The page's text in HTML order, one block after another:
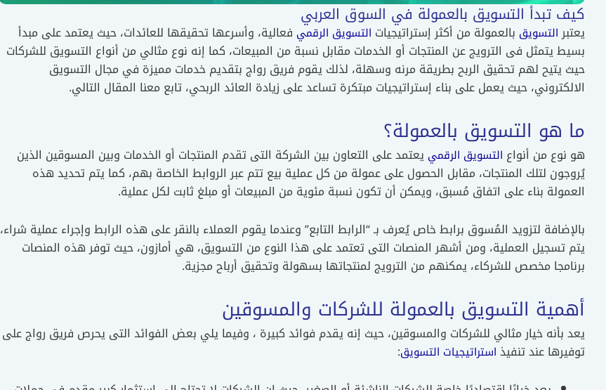
كيف تبدأ التسويق بالعمولة في السوق العربي
يعتبرالتسويق بالعمولة من أكثر إستراتيجيات التسويق الرقمي فعالية، وأسرعها تحقيقها للعائدات، حيث يعتمد على مبدأ
بسيط يتمثل فى الترويج عن المنتجات أو الخدمات مقابل نسبة من المبيعات، كما إنه نوع مثالي من أنواع التسويق للشركات
حيث يتيح لهم تحقيق الربح بطريقة مرنه وسهلة، لذلك يقوم فريق رواج بتقديم خدمات مميزة في مجال التسويق
الالكتروني، حيث يعمل على بناء إستراتيجيات مبتكرة تساعد على زيادة العائد الربحي، تابع معنا المقال التالي.
ما هو التسويق بالعمولة؟
هو نوع من أنواع التسويق الرقمي يعتمد على التعاون بين الشركة التى تقدم المنتجات أو الخدمات وبين المسوقين الذين
يُروجون لتلك المنتجات، مقابل الحصول على عمولة من كل عملية بيع تتم عبر الروابط الخاصة بهم، كما يتم تحديد هذه
العمولة بناء على اتفاق مُسبق، ويمكن أن تكون نسبة مئوية من المبيعات أو مبلغ ثابت لكل عملية.
بالإضافة لتزويد المُسوق برابط خاص يُعرف بـ “الرابط التابع” وعندما يقوم العملاء بالنقر على هذه الرابط وإجراء عملية شراء،
يتم تسجيل العملية، ومن أشهر المنصات التى تعتمد على هذا النوع من التسويق، هي أمازون، حيث توفر هذه المنصات
برنامجا مخصص للشركاء، يمكنهم من الترويج لمنتجاتها بسهولة وتحقيق أرباح مجزية.
أهمية التسويق بالعمولة للشركات والمسوقين
يعد بأنه خيار مثالي للشركات والمسوقين، حيث إنه يقدم فوائد كبيرة ، وفيما يلي بعض الفوائد التى يحرص فريق رواج على
توفيرها عند تنفيذ استراتيجيات التسويق: